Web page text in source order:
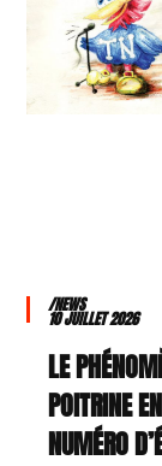
/NEWS
10 JUILLET 2026
LE
POITRINE
NUMÉRO